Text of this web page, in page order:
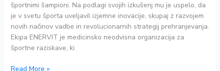
športnimi šampioni. Na podlagi svojih izkušenj mu je uspelo, da
je v svetu športa uveljavil izjemne inovacije, skupaj z razvojem
novih načinov vadbe in revolucionarnih strategij prehranjevanja.
Ekipa ENERVIT je medicinsko neodvisna organizacija za
športne raziskave, ki
Uporaba
Read More »